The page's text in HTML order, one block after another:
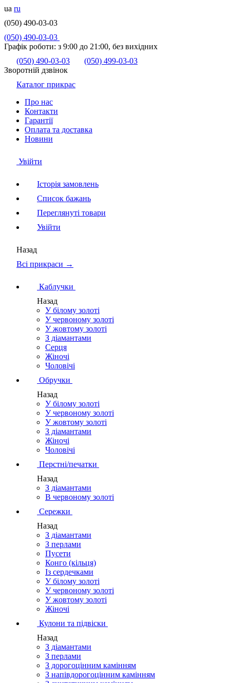
ua ru
(050) 490-03-03
(050) 490-03-03
Графік роботи: з 9:00 до 21:00, без вихідних
(050) 490-03-03
(050) 499-03-03
Зворотній дзвінок
Каталог прикрас
Про нас
Контакти
Гарантії
Оплата та доставка
Новини
Увійти
Історія замовлень
Список бажань
Переглянуті товари
Увійти
Назад
Всі прикраси →
Каблучки
Назад
У білому золоті
У червоному золоті
У жовтому золоті
З діамантами
Серця
Жіночі
Чоловічі
Обручки
Назад
У білому золоті
У червоному золоті
У жовтому золоті
З діамантами
Жіночі
Чоловічі
Перстні/печатки
Назад
З діамантами
В червоному золоті
Сережки
Назад
З діамантами
З перлами
Пусети
Конго (кільця)
Із сердечками
У білому золоті
У червоному золоті
У жовтому золоті
Жіночі
Кулони та підвіски
Назад
З діамантами
З перлами
З дорогоцінним камінням
З напівдорогоцінним камінням